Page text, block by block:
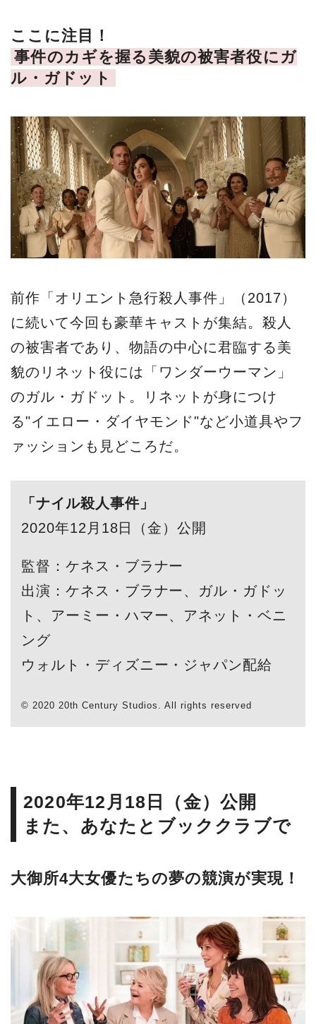
ここに注目！
事件のカギを握る美貌の被害者役にガ
ル・ガドット
前作「オリエント急行殺人事件」（2017）
に続いて今回も豪華キャストが集結。殺人
の被害者であり、物語の中心に君臨する美
貌のリネット役には「ワンダーウーマン」
のガル・ガドット。リネットが身につけ
る"イエロー・ダイヤモンド"など小道具やフ
ァッションも見どころだ。
「ナイル殺人事件」
2020年12月18日（金）公開
監督：ケネス・ブラナー
出演：ケネス・ブラナー、ガル・ガドッ
ト、アーミー・ハマー、アネット・ベニ
ング
ウォルト・ディズニー・ジャパン配給
© 2020 20th Century Studios. All rights reserved
2020年12月18日（金）公開
また、あなたとブッククラブで
大御所4大女優たちの夢の競演が実現！